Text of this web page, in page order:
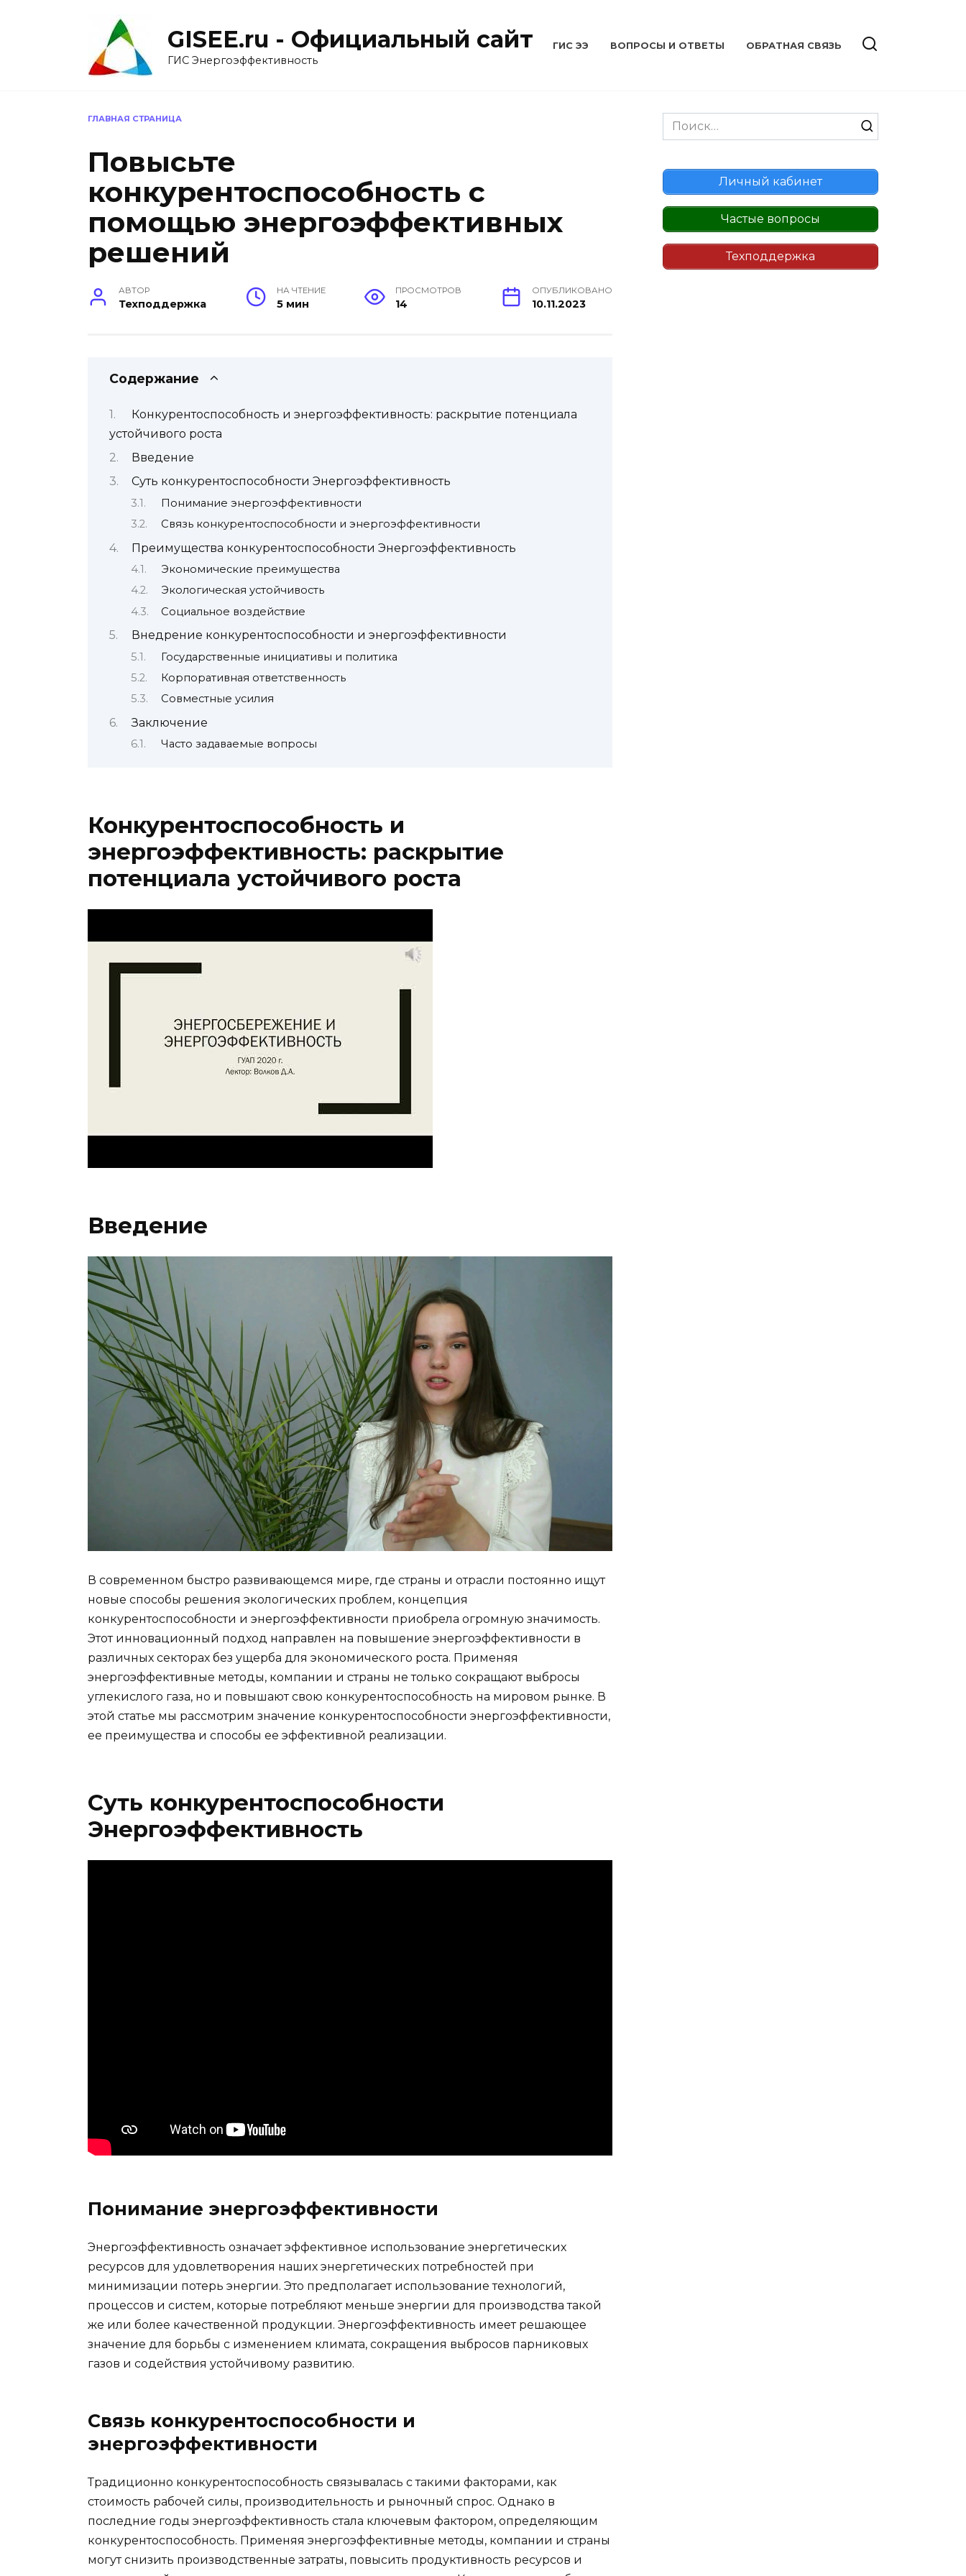
GISEE.ru - Официальный сайт
ГИС Энергоэффективность
ГИС ЭЭ ВОПРОСЫ И ОТВЕТЫ ОБРАТНАЯ СВЯЗЬ
ГЛАВНАЯ СТРАНИЦА
Повысьте
конкурентоспособность с
помощью энергоэффективных
решений
АВТОР
Техподдержка
НА ЧТЕНИЕ
5 мин
ПРОСМОТРОВ
14
ОПУБЛИКОВАНО
10.11.2023
Содержание
Конкурентоспособность и энергоэффективность: раскрытие потенциала
устойчивого роста
Введение
Суть конкурентоспособности Энергоэффективность
Понимание энергоэффективности
Связь конкурентоспособности и энергоэффективности
Преимущества конкурентоспособности Энергоэффективность
Экономические преимущества
Экологическая устойчивость
Социальное воздействие
Внедрение конкурентоспособности и энергоэффективности
Государственные инициативы и политика
Корпоративная ответственность
Совместные усилия
Заключение
Часто задаваемые вопросы
Конкурентоспособность и
энергоэффективность: раскрытие
потенциала устойчивого роста
Введение
В современном быстро развивающемся мире, где страны и отрасли постоянно ищут
новые способы решения экологических проблем, концепция
конкурентоспособности и энергоэффективности приобрела огромную значимость.
Этот инновационный подход направлен на повышение энергоэффективности в
различных секторах без ущерба для экономического роста. Применяя
энергоэффективные методы, компании и страны не только сокращают выбросы
углекислого газа, но и повышают свою конкурентоспособность на мировом рынке. В
этой статье мы рассмотрим значение конкурентоспособности энергоэффективности,
ее преимущества и способы ее эффективной реализации.
Суть конкурентоспособности
Энергоэффективность
Понимание энергоэффективности
Энергоэффективность означает эффективное использование энергетических
ресурсов для удовлетворения наших энергетических потребностей при
минимизации потерь энергии. Это предполагает использование технологий,
процессов и систем, которые потребляют меньше энергии для производства такой
же или более качественной продукции. Энергоэффективность имеет решающее
значение для борьбы с изменением климата, сокращения выбросов парниковых
газов и содействия устойчивому развитию.
Связь конкурентоспособности и
энергоэффективности
Традиционно конкурентоспособность связывалась с такими факторами, как
стоимость рабочей силы, производительность и рыночный спрос. Однако в
последние годы энергоэффективность стала ключевым фактором, определяющим
конкурентоспособность. Применяя энергоэффективные методы, компании и страны
могут снизить производственные затраты, повысить продуктивность ресурсов и
Search
for:
Личный кабинет
Частые вопросы
Техподдержка